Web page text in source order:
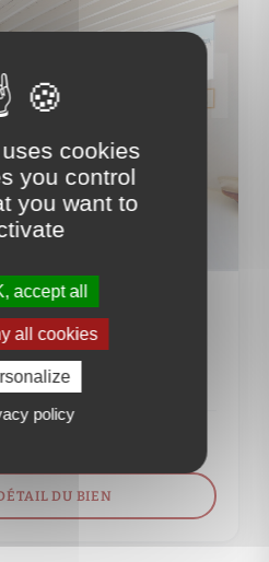
(93310)
DU BIEN
cookies
you control
you want to
accept all
all cookies
policy